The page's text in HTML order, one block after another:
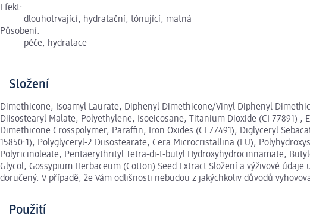
Efekt:
dlouhotrvající, hydratační, tónující, matná
Působení:
péče, hydratace
Složení
Dimethicone, Isoamyl Laurate, Diphenyl Dimethicone/Vinyl Diphenyl
Diisostearyl Malate, Polyethylene, Isoeicosane, Titanium Dioxide (CI 77891)
Dimethicone Crosspolymer, Paraffin, Iron Oxides (CI 77491), Diglyceryl
15850:1), Polyglyceryl-2 Diisostearate, Cera Microcristallina (EU),
Polyricinoleate, Pentaerythrityl Tetra-di-t-butyl Hydroxyhydrocinnamate,
Glycol, Gossypium Herbaceum (Cotton) Seed Extract Složení a výživové
doručený. V případě, že Vám odlišnosti nebudou z jakýchkoliv důvodů
Použití